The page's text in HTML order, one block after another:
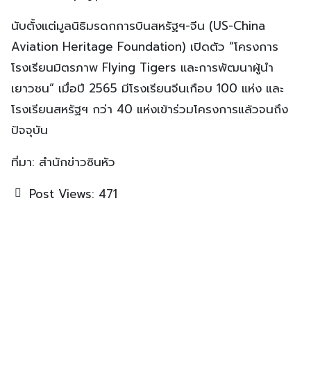
นับตั้งแต่มูลนิธิมรดกการบินสหรัฐฯ-จีน (US-China
Aviation Heritage Foundation) เปิดตัว “โครงการ
โรงเรียนมิตรภาพ Flying Tigers และการพัฒนาผู้นำ
เยาวชน” เมื่อปี 2565 มีโรงเรียนจีนเกือบ 100 แห่ง และ
โรงเรียนสหรัฐฯ กว่า 40 แห่งเข้าร่วมโครงการแล้วจนถึง
ปัจจุบัน
ที่มา: สำนักข่าวซินหัว
Post Views: 471